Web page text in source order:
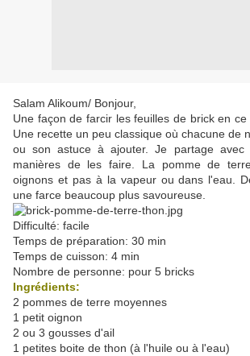
Salam Alikoum/ Bonjour,
Une façon de farcir les feuilles de brick en ce
Une recette un peu classique où chacune de
ou son astuce à ajouter. Je partage
manières de les faire. La pomme de
oignons et pas à la vapeur ou dans l'eau.
une farce beaucoup plus savoureuse.
Difficulté: facile
Temps de préparation: 30 min
Temps de cuisson: 4 min
Nombre de personne: pour 5 bricks
Ingrédients:
2 pommes de terre moyennes
1 petit oignon
2 ou 3 gousses d'ail
1 petites boite de thon (à l'huile ou à l'eau)